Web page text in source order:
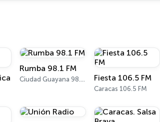
Rumba 98.1 FM
Ciudad Guayana 98.1 FM Fiesta 106.5 FM
Caracas 106.5 FM